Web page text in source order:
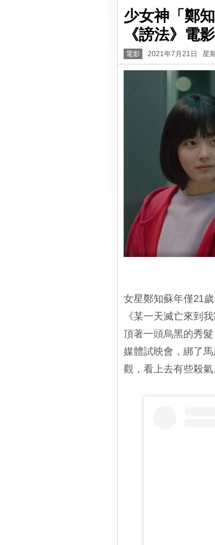
少女神「鄭
《謗法》電
電影 2021年7月21日 星
女星鄭知蘇年僅21
《某一天滅亡來到
頂著一頭烏黑的秀
媒體試映會，綁了
觀，看上去有些殺氣